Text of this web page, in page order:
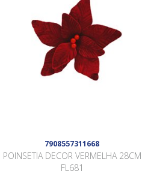
7908557311668
POINSETIA DECOR VERMELHA 28CM
FL681